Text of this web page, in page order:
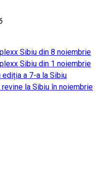
Sibiu din 8 noiembrie
Sibiu din 1 noiembrie
a 7-a la Sibiu
la Sibiu în noiembrie